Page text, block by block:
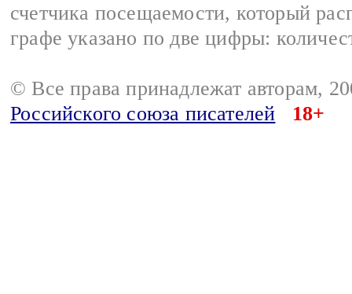
счетчика посещаемости, который
графе указано по две цифры:
© Все права принадлежат авторам,
Российского союза писателей
18+